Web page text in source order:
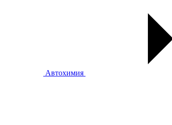
Автохимия